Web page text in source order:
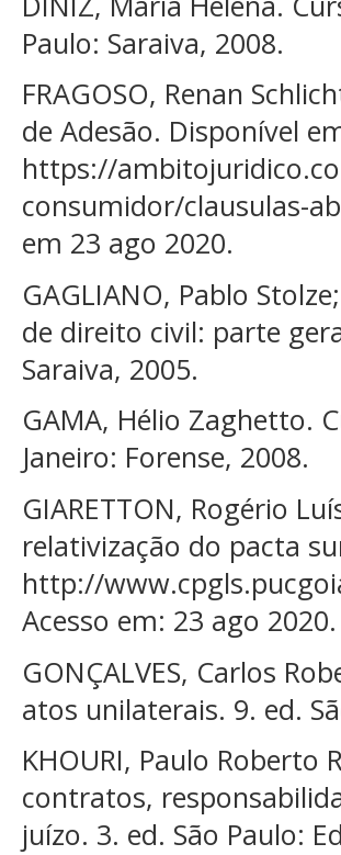
Paulo: Saraiva, 2008.
FRAGOSO, Renan
de Adesão. Disponível
https://
consumidor/clausulas-
em 23 ago 2020.
GAGLIANO, Pablo
de direito civil: parte
Saraiva, 2005.
GAMA, Hélio Zaghetto.
Janeiro: Forense, 2008.
GIARETTON, Rogério
relativização do pacta
http://
Acesso em: 23 ago 2020.
GONÇALVES, Carlos
atos unilaterais. 9. ed.
KHOURI, Paulo
contratos,
juízo. 3. ed. São Paulo: